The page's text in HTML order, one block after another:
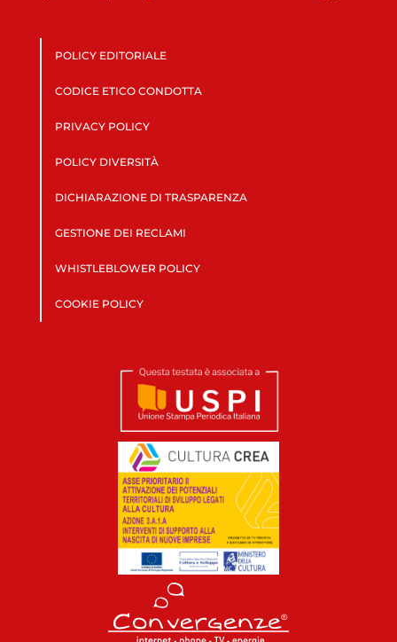
POLICY EDITORIALE
CODICE ETICO CONDOTTA
PRIVACY POLICY
POLICY DIVERSITÀ
DICHIARAZIONE DI TRASPARENZA
GESTIONE DEI RECLAMI
WHISTLEBLOWER POLICY
COOKIE POLICY